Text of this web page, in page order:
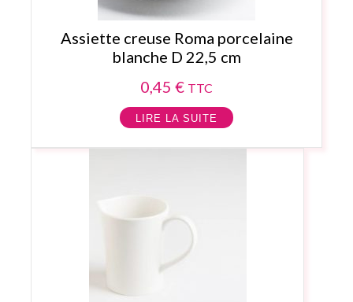
Assiette creuse Roma porcelaine
blanche D 22,5 cm
0,45 € TTC
LIRE LA SUITE